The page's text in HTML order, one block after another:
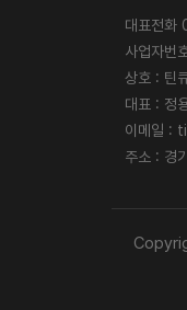
대표전
사업자
상호 : 틴
대표 : 정
이메일 :
주소 : 경